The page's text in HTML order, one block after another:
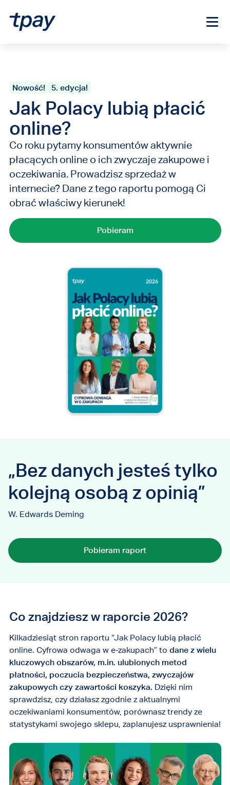
Nowość! 5. edycja!
Jak Polacy lubią płacić
online?
Co roku pytamy konsumentów aktywnie
płacących online o ich zwyczaje zakupowe i
oczekiwania. Prowadzisz sprzedaż w
internecie? Dane z tego raportu pomogą Ci
obrać właściwy kierunek!
Pobieram
„Bez danych jesteś tylko
kolejną osobą z opinią”
W. Edwards Deming
Pobieram raport
Co znajdziesz w raporcie 2026?
Kilkadziesiąt stron raportu “Jak Polacy lubią płacić
online. Cyfrowa odwaga w e-zakupach” to dane z wielu
kluczowych obszarów, m.in. ulubionych metod
płatności, poczucia bezpieczeństwa, zwyczajów
zakupowych czy zawartości koszyka. Dzięki nim
sprawdzisz, czy działasz zgodnie z aktualnymi
oczekiwaniami konsumentów, porównasz trendy ze
statystykami swojego sklepu, zaplanujesz usprawnienia!